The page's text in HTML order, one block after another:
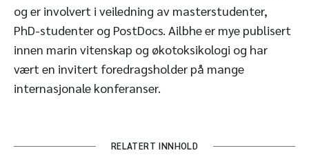
og er involvert i veiledning av masterstudenter,
PhD-studenter og PostDocs. Ailbhe er mye publisert
innen marin vitenskap og økotoksikologi og har
vært en invitert foredragsholder på mange
internasjonale konferanser.
RELATERT INNHOLD